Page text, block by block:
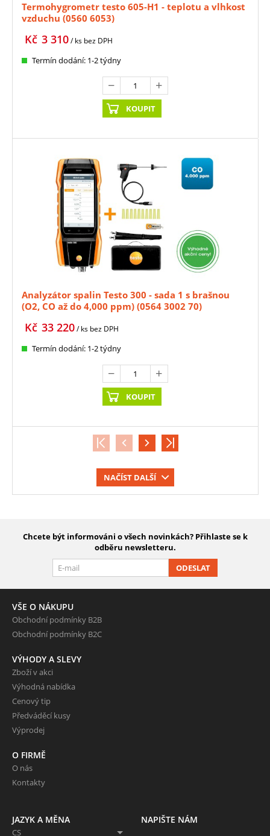
Termohygrometr testo 605-H1 - teplotu a vlhkost
vzduchu (0560 6053)
3 310
Kč / ks bez DPH
Termín dodání: 1-2 týdny
KOUPIT
Analyzátor spalin Testo 300 - sada 1 s brašnou
(O2, CO až do 4,000 ppm) (0564 3002 70)
33 220
Kč / ks bez DPH
Termín dodání: 1-2 týdny
KOUPIT
NAČÍST DALŠÍ
Chcete být informováni o všech novinkách? Přihlaste se k
odběru newsletteru.
ODESLAT
VŠE O NÁKUPU
Obchodní podmínky B2B
Obchodní podmínky B2C
VÝHODY A SLEVY
Zboží v akci
Výhodná nabídka
Cenový tip
Předváděcí kusy
Výprodej
O FIRMĚ
O nás
Kontakty
JAZYK A MĚNA
CS
NAPIŠTE NÁM